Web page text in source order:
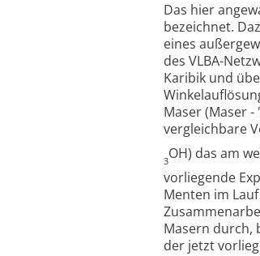
Das hier
bezeichnet.
eines
des VLBA-
Karibik und
Maser (Maser
vergleichbare
3OH) das am
vorliegende
Menten im
Masern durch,
der jetzt